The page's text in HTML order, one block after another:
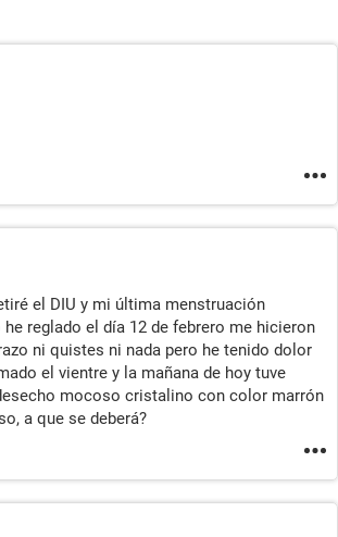
el DIU y mi última menstruación
reglado el día 12 de febrero me hicieron
ni quistes ni nada pero he tenido dolor
el vientre y la mañana de hoy tuve
mocoso cristalino con color marrón
a que se deberá?